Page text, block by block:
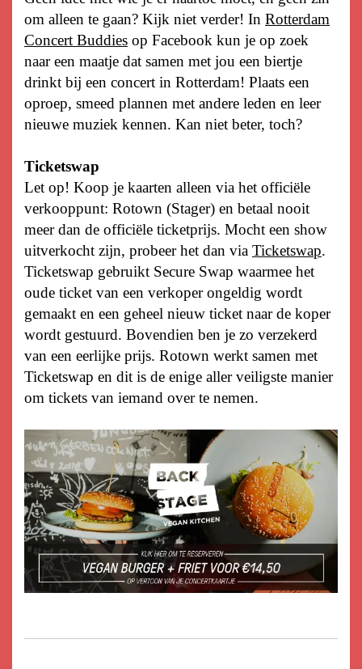
om alleen te gaan? Kijk niet verder! In Rotterdam
Concert Buddies op Facebook kun je op zoek
naar een maatje dat samen met jou een biertje
drinkt bij een concert in Rotterdam! Plaats een
oproep, smeed plannen met andere leden en leer
nieuwe muziek kennen. Kan niet beter, toch?
Ticketswap
Let op! Koop je kaarten alleen via het officiële
verkooppunt: Rotown (Stager) en betaal nooit
meer dan de officiële ticketprijs. Mocht een show
uitverkocht zijn, probeer het dan via Ticketswap.
Ticketswap gebruikt Secure Swap waarmee het
oude ticket van een verkoper ongeldig wordt
gemaakt en een geheel nieuw ticket naar de koper
wordt gestuurd. Bovendien ben je zo verzekerd
van een eerlijke prijs. Rotown werkt samen met
Ticketswap en dit is de enige aller veiligste manier
om tickets van iemand over te nemen.